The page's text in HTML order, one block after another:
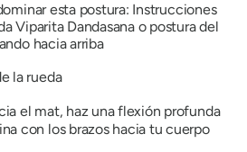
esta postura: Instrucciones
Viparita Dandasanao postura del
hacia arriba
la rueda
el mat, haz una flexión profunda
con los brazos hacia tu cuerpo